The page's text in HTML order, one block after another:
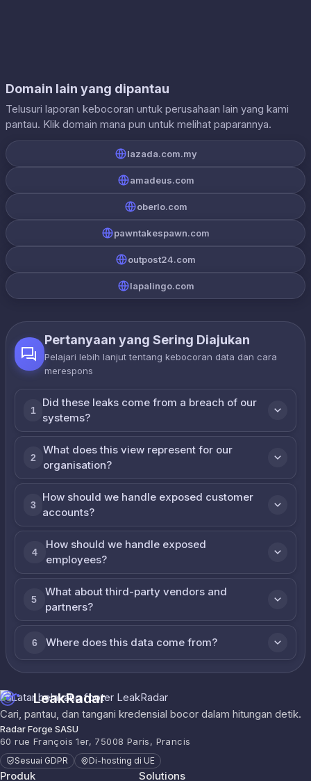
Domain lain yang dipantau
Telusuri laporan kebocoran untuk perusahaan lain yang kami
pantau. Klik domain mana pun untuk melihat paparannya.
lazada.com.my
amadeus.com
oberlo.com
pawntakespawn.com
outpost24.com
lapalingo.com
Pertanyaan yang Sering Diajukan
Pelajari lebih lanjut tentang kebocoran data dan cara
merespons
1
Did these leaks come from a breach of our
systems?
2
What does this view represent for our
organisation?
3
How should we handle exposed customer
accounts?
4
How should we handle exposed
employees?
5
What about third-party vendors and
partners?
6 Where does this data come from?
LeakRadar
Cari, pantau, dan tangani kredensial bocor dalam hitungan detik.
Radar Forge SASU
60 rue François 1er, 75008 Paris, Prancis
Sesuai GDPR Di-hosting di UE
Produk Solutions